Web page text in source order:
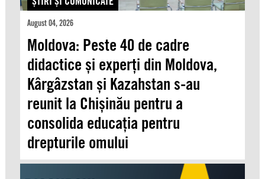
August 04, 2026
Moldova: Peste 40 de cadre
didactice și experți din Moldova,
Kârgâzstan și Kazahstan s-au
reunit la Chișinău pentru a
consolida educația pentru
drepturile omului